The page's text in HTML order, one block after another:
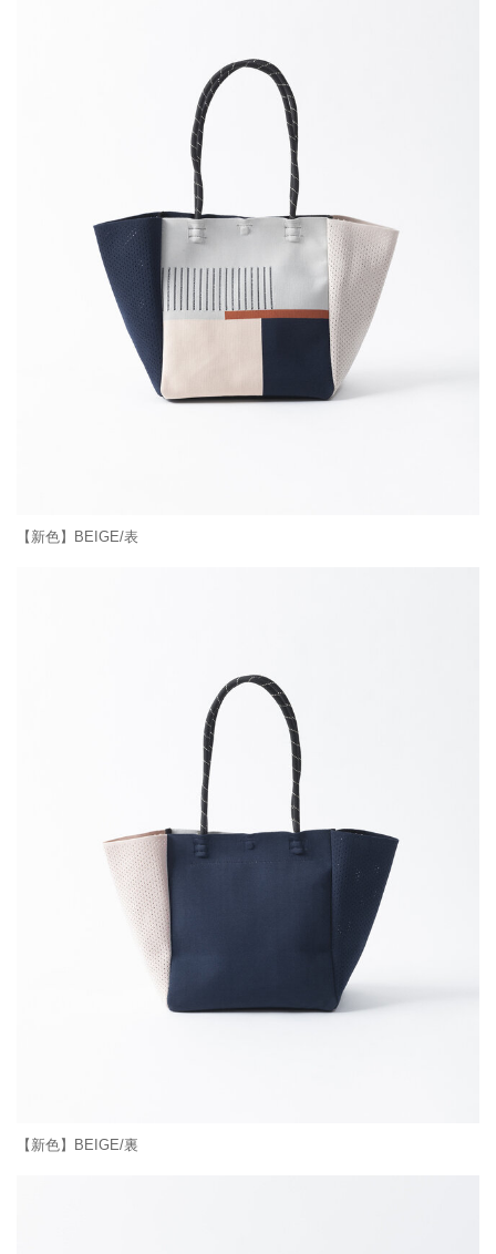
【新色】BEIGE/表
【新色】BEIGE/裏